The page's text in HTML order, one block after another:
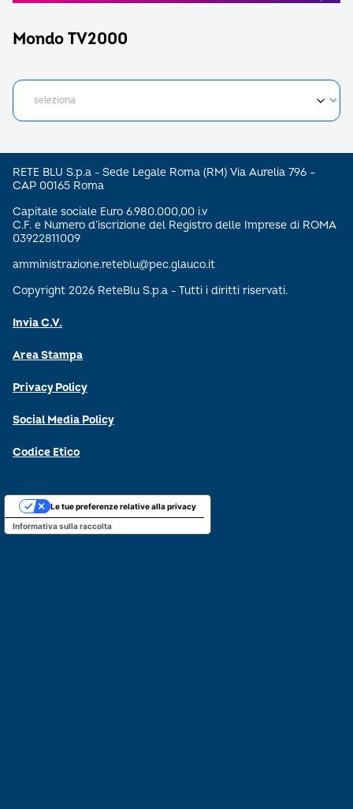
Mondo TV2000
RETE BLU S.p.a - Sede Legale Roma (RM) Via Aurelia 796 –
CAP 00165 Roma
Capitale sociale Euro 6.980.000,00 i.v
C.F. e Numero d’iscrizione del Registro delle Imprese di ROMA
03922811009
amministrazione.reteblu@pec.glauco.it
Copyright 2026 ReteBlu S.p.a - Tutti i diritti riservati.
Invia C.V.
Area Stampa
Privacy Policy
Social Media Policy
Codice Etico
Informativa sulla raccolta
Le tue preferenze relative alla privacy